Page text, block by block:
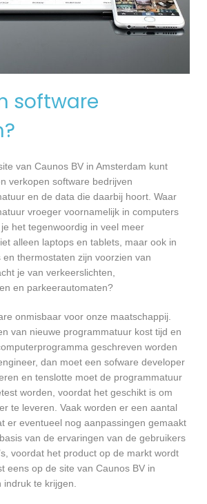
software
van Caunos BV in Amsterdam kunt
verkopen software bedrijven
en de data die daarbij hoort. Waar
vroeger voornamelijk in computers
het tegenwoordig in veel meer
alleen laptops en tablets, maar ook in
thermostaten zijn voorzien van
je van verkeerslichten,
en parkeerautomaten?
onmisbaar voor onze maatschappij.
van nieuwe programmatuur kost tijd en
geschreven worden
dan moet een sofware developer
en tenslotte moet de programmatuur
worden, voordat het geschikt is om
te leveren. Vaak worden er een aantal
er eventueel nog aanpassingen gemaakt
van de ervaringen van de gebruikers
voordat het product op de markt wordt
eens op de site van Caunos BV in
te krijgen.